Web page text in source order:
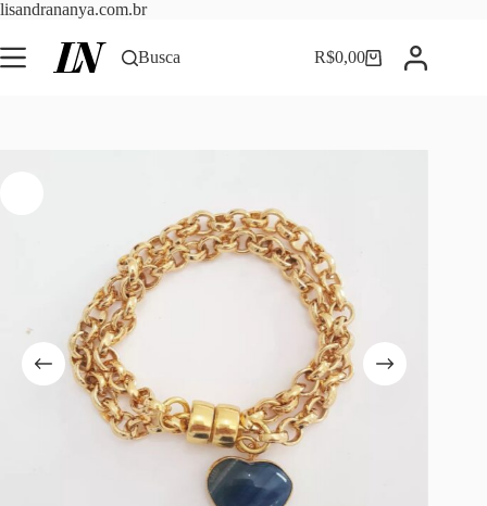
lisandrananya.com.brPular
o
conteúdo
Busca Carrinho
R$0,00